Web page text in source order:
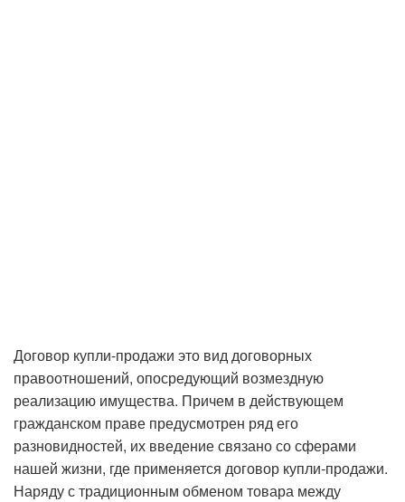
Договор купли-продажи это вид договорных
правоотношений, опосредующий возмездную
реализацию имущества. Причем в действующем
гражданском праве предусмотрен ряд его
разновидностей, их введение связано со сферами
нашей жизни, где применяется договор купли-продажи.
Наряду с традиционным обменом товара между